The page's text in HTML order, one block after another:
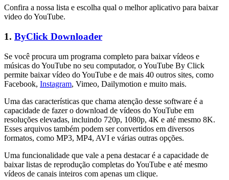
Confira a nossa lista e escolha qual o melhor aplicativo para baixar
video do YouTube.
1. ByClick Downloader
Se você procura um programa completo para baixar vídeos e
músicas do YouTube no seu computador, o YouTube By Click
permite baixar vídeo do YouTube e de mais 40 outros sites, como
Facebook, Instagram, Vimeo, Dailymotion e muito mais.
Uma das características que chama atenção desse software é a
capacidade de fazer o download de vídeos do YouTube em
resoluções elevadas, incluindo 720p, 1080p, 4K e até mesmo 8K.
Esses arquivos também podem ser convertidos em diversos
formatos, como MP3, MP4, AVI e várias outras opções.
Uma funcionalidade que vale a pena destacar é a capacidade de
baixar listas de reprodução completas do YouTube e até mesmo
vídeos de canais inteiros com apenas um clique.